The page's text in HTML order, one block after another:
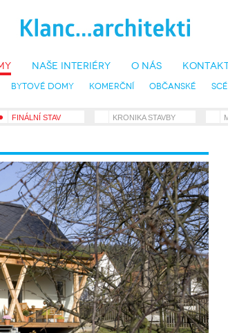
naše interiéry o nás
bytové domy komerční občanské
FINÁLNÍ STAV KRONIKA STAVBY